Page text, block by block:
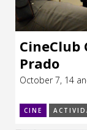
CineClub
Prado
October 7, 14
CINE